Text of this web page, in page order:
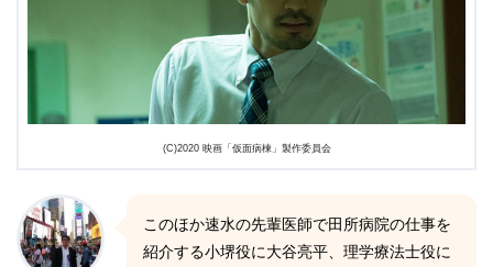
(C)2020 映画「仮面病棟」製作委員会
このほか速水の先輩医師で田所病院の仕事を
紹介する小堺役に大谷亮平、理学療法士役に